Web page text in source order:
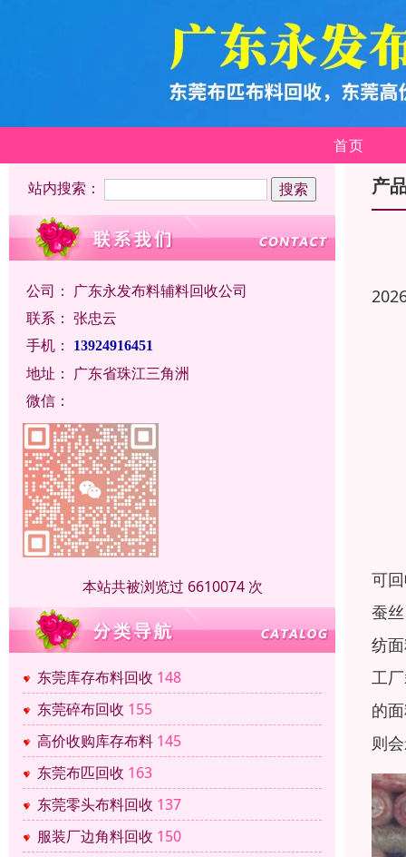
首页
站内搜索：
公司： 广东永发布料辅料回收公司
联系： 张忠云
手机：
13924916451
地址： 广东省珠江三角洲
微信：
本站共被浏览过 6610074 次
东莞库存布料回收 148
东莞碎布回收 155
高价收购库存布料 145
东莞布匹回收 163
东莞零头布料回收 137
服装厂边角料回收 150
产
可
蚕
纺
工
的
则